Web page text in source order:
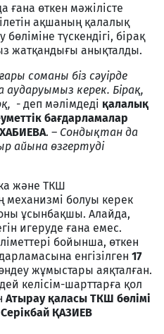
ғана өткен мәжілісте
ақшаның қалалық
түскендігі, бірақ
жатқандығы анықталды.
соманы біз сәуірде
керек. Бірақ,
- деп мәлімдеді қалалық
бағдарламалар
. – Сондықтан да
айына өзгертуді
және ТКШ
механизмі болуы керек
ұсынбақшы. Алайда,
игеруде ғана емес.
бойынша, өткен
енгізілген 17
жұмыстары аяқталған.
келісім-шарттарға қол
Атырау қаласы ТКШ бөлімі
ҚАЗИЕВ